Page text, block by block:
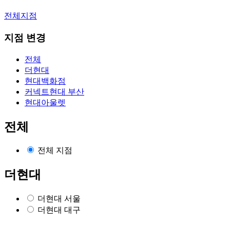
전체지점
지점 변경
전체
더현대
현대백화점
커넥트현대 부산
현대아울렛
전체
전체 지점
더현대
더현대 서울
더현대 대구